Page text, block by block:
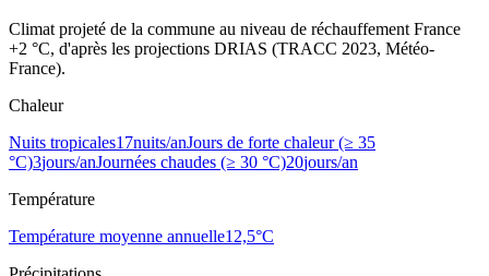
Climat projeté de la commune au niveau de réchauffement France
+2 °C, d'après les projections DRIAS (TRACC 2023, Météo-
France).
Chaleur
Nuits tropicales17nuits/anJours de forte chaleur (≥ 35
°C)3jours/anJournées chaudes (≥ 30 °C)20jours/an
Température
Température moyenne annuelle12,5°C